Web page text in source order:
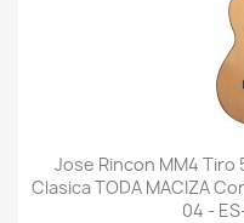
Jose Rincon MM4 Tiro
Clasica TODA MACIZA
04 -